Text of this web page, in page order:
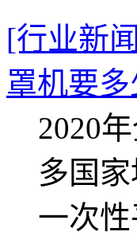
[行业新
罩机要
2020
多国
一次